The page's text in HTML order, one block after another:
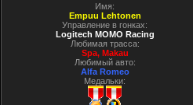
Имя:
Empuu Lehtonen
Управление в гонках:
Logitech MOMO Racing
Любимая трасса:
Spa, Makau
Любимый авто:
Alfa Romeo
Медальки: